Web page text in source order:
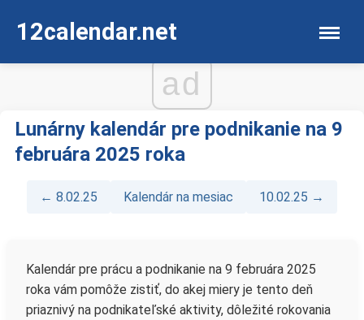
12calendar.net
ad
Lunárny kalendár pre podnikanie na 9
februára 2025 roka
← 8.02.25 Kalendár na mesiac 10.02.25 →
Kalendár pre prácu a podnikanie na 9 februára 2025
roka vám pomôže zistiť, do akej miery je tento deň
priaznivý na podnikateľské aktivity, dôležité rokovania